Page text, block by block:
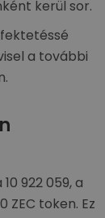
kerül sor.
a további
922 059, a
ZEC token. Ez